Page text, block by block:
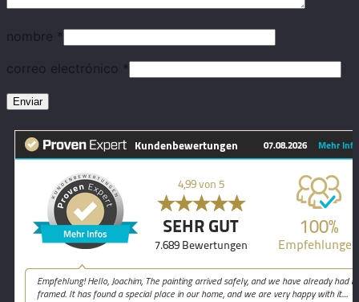
nombre *
correo electrónico *